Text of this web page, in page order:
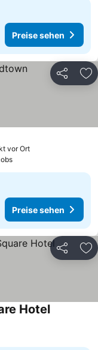
Preise sehen
Teilen
vor Ort
Preise sehen
Teilen
Hotel